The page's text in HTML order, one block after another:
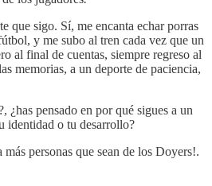
que sigo. Sí, me encanta echar porras
y me subo al tren cada vez que un
al final de cuentas, siempre regreso al
memorias, a un deporte de paciencia,
¿has pensado en por qué sigues a un
identidad o tu desarrollo?
más personas que sean de los Doyers!.